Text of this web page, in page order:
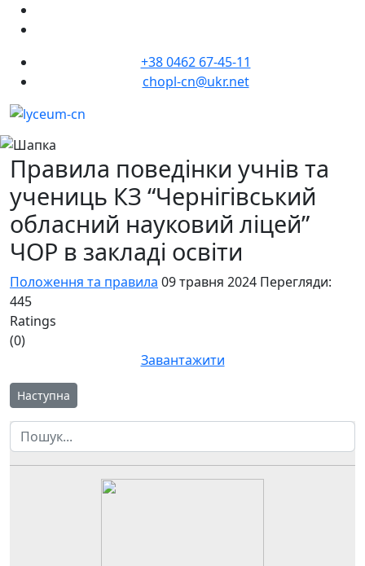
+38 0462 67-45-11
chopl-cn@ukr.net
Правила поведінки учнів та
учениць КЗ “Чернігівський
обласний науковий ліцей”
ЧОР в закладі освіти
Положення та правила 09 травня 2024 Перегляди:
445
Ratings
(0)
Завантажити
Наступна стаття: Правила внутрішнього розпорядку
Наступна
Пошук